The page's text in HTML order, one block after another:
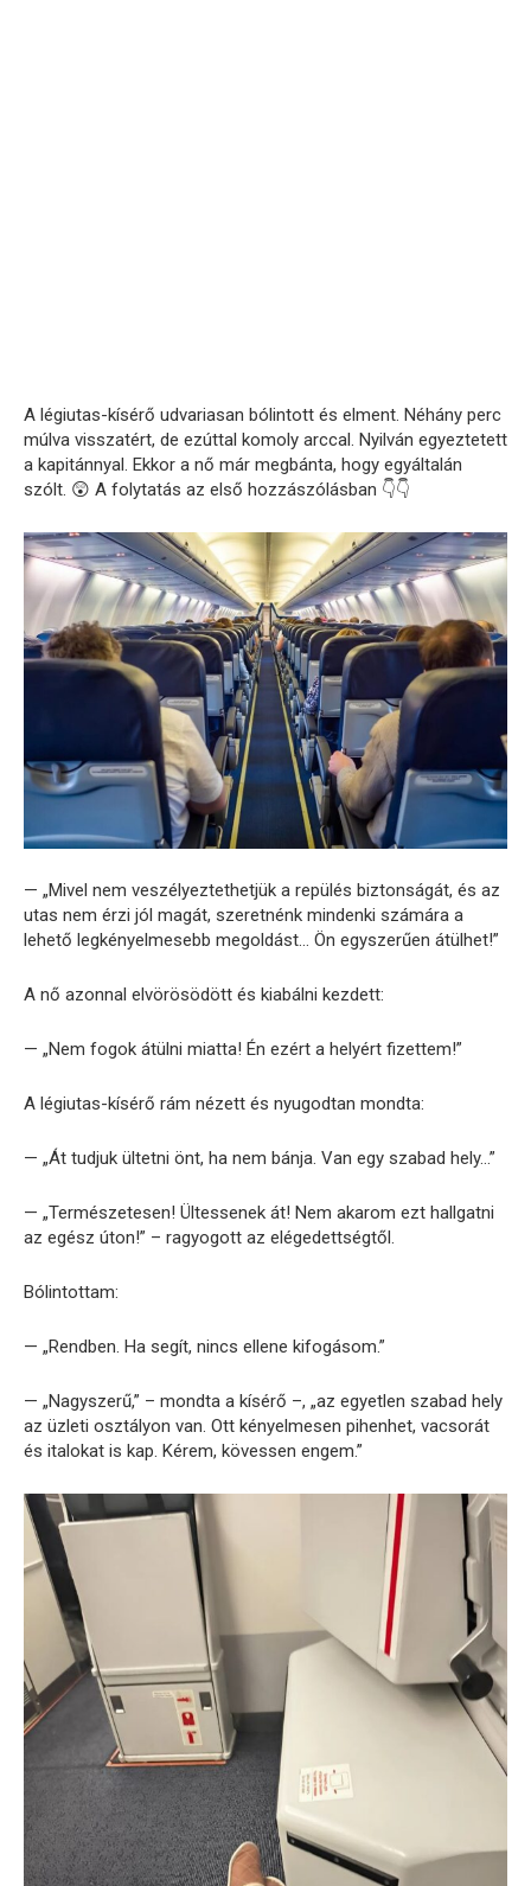
A légiutas-kísérő udvariasan bólintott és elment. Néhány perc
múlva visszatért, de ezúttal komoly arccal. Nyilván egyeztetett
a kapitánnyal. Ekkor a nő már megbánta, hogy egyáltalán
szólt. 😲 A folytatás az első hozzászólásban 👇👇
— „Mivel nem veszélyeztethetjük a repülés biztonságát, és az
utas nem érzi jól magát, szeretnénk mindenki számára a
lehető legkényelmesebb megoldást… Ön egyszerűen átülhet!”
A nő azonnal elvörösödött és kiabálni kezdett:
— „Nem fogok átülni miatta! Én ezért a helyért fizettem!”
A légiutas-kísérő rám nézett és nyugodtan mondta:
— „Át tudjuk ültetni önt, ha nem bánja. Van egy szabad hely…”
— „Természetesen! Ültessenek át! Nem akarom ezt hallgatni
az egész úton!” – ragyogott az elégedettségtől.
Bólintottam:
— „Rendben. Ha segít, nincs ellene kifogásom.”
— „Nagyszerű,” – mondta a kísérő –, „az egyetlen szabad hely
az üzleti osztályon van. Ott kényelmesen pihenhet, vacsorát
és italokat is kap. Kérem, kövessen engem.”